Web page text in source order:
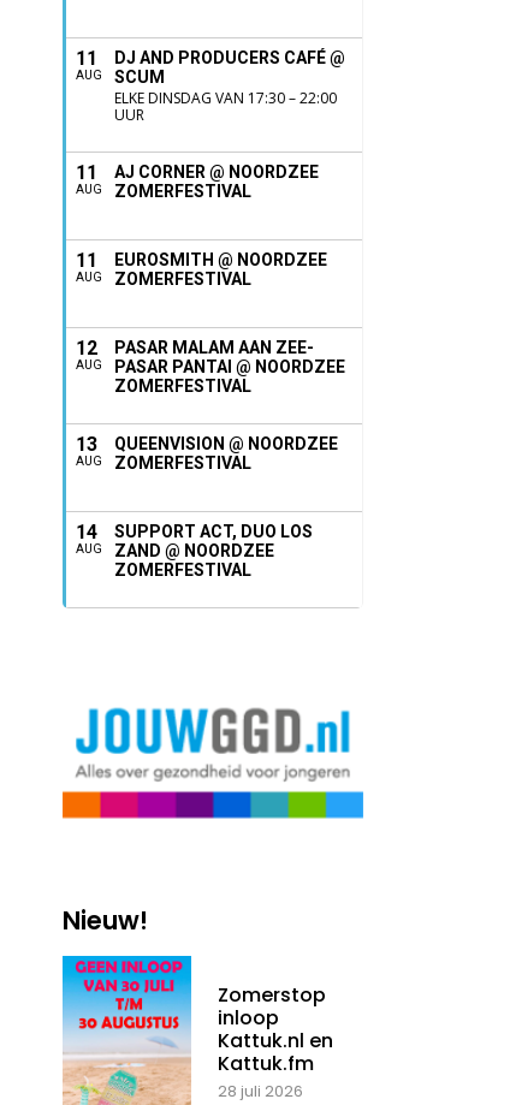
11
AUG
DJ AND PRODUCERS CAFÉ @
SCUM
ELKE DINSDAG VAN 17:30 – 22:00
UUR
11
AUG
AJ CORNER @ NOORDZEE
ZOMERFESTIVAL
11
AUG
EUROSMITH @ NOORDZEE
ZOMERFESTIVAL
12
AUG
PASAR MALAM AAN ZEE-
PASAR PANTAI @ NOORDZEE
ZOMERFESTIVAL
13
AUG
QUEENVISION @ NOORDZEE
ZOMERFESTIVAL
14
AUG
SUPPORT ACT, DUO LOS
ZAND @ NOORDZEE
ZOMERFESTIVAL
Nieuw!
Zomerstop
inloop
Kattuk.nl en
Kattuk.fm
28 juli 2026